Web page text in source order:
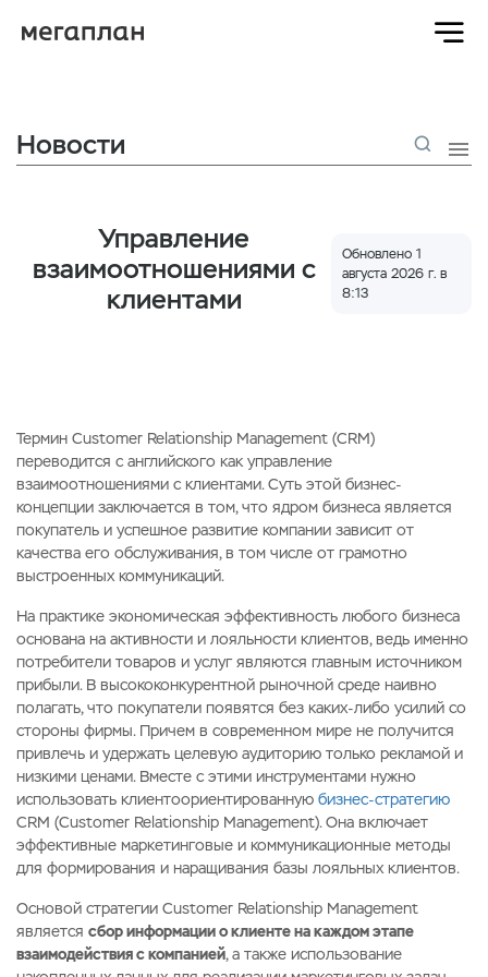

Новости 
Управление
взаимоотношениями с
клиентами
Обновлено 1
августа 2026 г. в
8:13
Термин Customer Relationship Management (CRM)
переводится с английского как управление
взаимоотношениями с клиентами. Суть этой бизнес-
концепции заключается в том, что ядром бизнеса является
покупатель и успешное развитие компании зависит от
качества его обслуживания, в том числе от грамотно
выстроенных коммуникаций.
На практике экономическая эффективность любого бизнеса
основана на активности и лояльности клиентов, ведь именно
потребители товаров и услуг являются главным источником
прибыли. В высококонкурентной рыночной среде наивно
полагать, что покупатели появятся без каких-либо усилий со
стороны фирмы. Причем в современном мире не получится
привлечь и удержать целевую аудиторию только рекламой и
низкими ценами. Вместе с этими инструментами нужно
использовать клиентоориентированную бизнес-стратегию
CRM (Customer Relationship Management). Она включает
эффективные маркетинговые и коммуникационные методы
для формирования и наращивания базы лояльных клиентов.
Основой стратегии Customer Relationship Management
является сбор информации о клиенте на каждом этапе
взаимодействия с компанией, а также использование